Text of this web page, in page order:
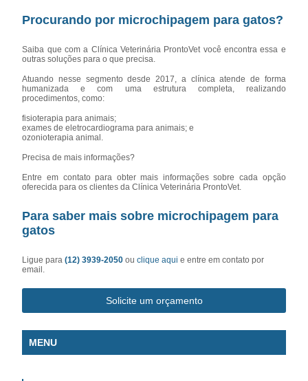
Procurando por microchipagem para gatos?
Saiba que com a Clínica Veterinária ProntoVet você encontra essa e
outras soluções para o que precisa.
Atuando nesse segmento desde 2017, a clínica atende de forma
humanizada e com uma estrutura completa, realizando
procedimentos, como:
fisioterapia para animais;
exames de eletrocardiograma para animais; e
ozonioterapia animal.
Precisa de mais informações?
Entre em contato para obter mais informações sobre cada opção
oferecida para os clientes da Clínica Veterinária ProntoVet.
Para saber mais sobre microchipagem para
gatos
Ligue para(12) 3939-2050ouclique aqui e entre em contato por
email.
Solicite um orçamento
MENU